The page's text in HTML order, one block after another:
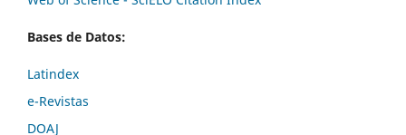
Bases de Datos:
Latindex
e-Revistas
DOAJ